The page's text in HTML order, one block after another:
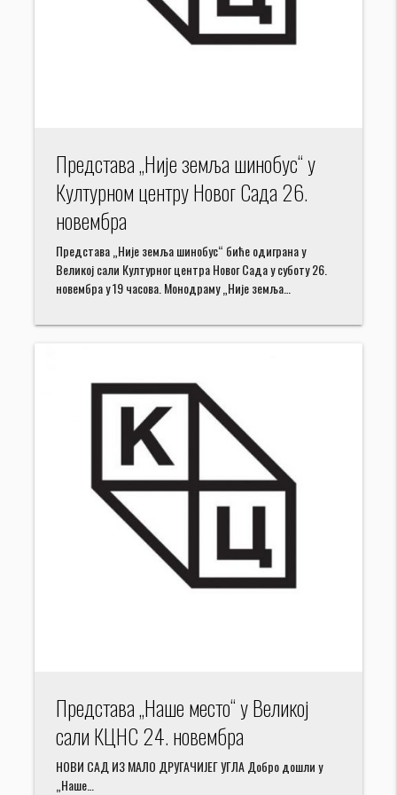
Представа „Није земља шинобус“ у
Културном центру Новог Сада 26.
новембра
Представа „Није земља шинобус“ биће одиграна у
Великој сали Културног центра Новог Сада у суботу 26.
новембра у 19 часова. Монодраму „Није земља…
Представа „Наше место“ у Великој
сали КЦНС 24. новембра
НОВИ САД ИЗ МАЛО ДРУГАЧИЈЕГ УГЛА Добро дошли у
„Наше…